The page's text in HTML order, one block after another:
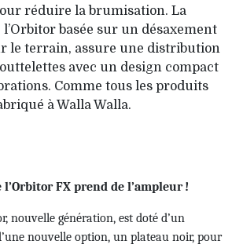
réduire la brumisation. La
basée sur un désaxement
le terrain, assure une distribution
avec un design compact
Comme tous les produits
à Walla Walla.
FX prend de l’ampleur !
nouvelle génération, est doté d’un
nouvelle option, un plateau noir, pour